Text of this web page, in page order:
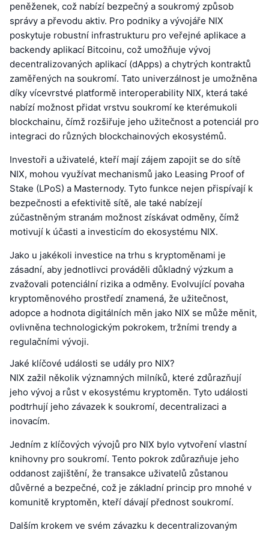
peněženek, což nabízí bezpečný a soukromý způsob
správy a převodu aktiv. Pro podniky a vývojáře NIX
poskytuje robustní infrastrukturu pro veřejné aplikace a
backendy aplikací Bitcoinu, což umožňuje vývoj
decentralizovaných aplikací (dApps) a chytrých kontraktů
zaměřených na soukromí. Tato univerzálnost je umožněna
díky vícevrstvé platformě interoperability NIX, která také
nabízí možnost přidat vrstvu soukromí ke kterémukoli
blockchainu, čímž rozšiřuje jeho užitečnost a potenciál pro
integraci do různých blockchainových ekosystémů.
Investoři a uživatelé, kteří mají zájem zapojit se do sítě
NIX, mohou využívat mechanismů jako Leasing Proof of
Stake (LPoS) a Masternody. Tyto funkce nejen přispívají k
bezpečnosti a efektivitě sítě, ale také nabízejí
zúčastněným stranám možnost získávat odměny, čímž
motivují k účasti a investicím do ekosystému NIX.
Jako u jakékoli investice na trhu s kryptoměnami je
zásadní, aby jednotlivci prováděli důkladný výzkum a
zvažovali potenciální rizika a odměny. Evolvující povaha
kryptoměnového prostředí znamená, že užitečnost,
adopce a hodnota digitálních měn jako NIX se může měnit,
ovlivněna technologickým pokrokem, tržními trendy a
regulačními vývoji.
Jaké klíčové události se udály pro NIX?
NIX zažil několik významných milníků, které zdůrazňují
jeho vývoj a růst v ekosystému kryptoměn. Tyto události
podtrhují jeho závazek k soukromí, decentralizaci a
inovacím.
Jedním z klíčových vývojů pro NIX bylo vytvoření vlastní
knihovny pro soukromí. Tento pokrok zdůrazňuje jeho
oddanost zajištění, že transakce uživatelů zůstanou
důvěrné a bezpečné, což je základní princip pro mnohé v
komunitě kryptoměn, kteří dávají přednost soukromí.
Dalším krokem ve svém závazku k decentralizovaným